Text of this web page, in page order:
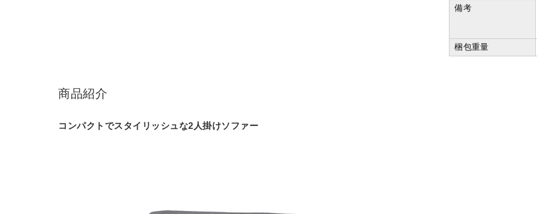
備考
梱包重量
商品紹介
コンパクトでスタイリッシュな2人掛けソファー